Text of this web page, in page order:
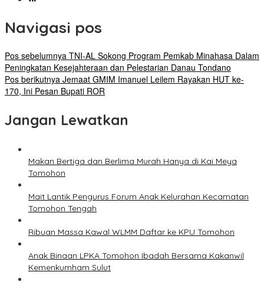
Navigasi pos
Pos sebelumnya TNI-AL Sokong Program Pemkab Minahasa Dalam
Peningkatan Kesejahteraan dan Pelestarian Danau Tondano
Pos berikutnya Jemaat GMIM Imanuel Leilem Rayakan HUT ke-
170, Ini Pesan Bupati ROR
Jangan Lewatkan
Makan Bertiga dan Berlima Murah Hanya di Kai Meya
Tomohon
Mait Lantik Pengurus Forum Anak Kelurahan Kecamatan
Tomohon Tengah
Ribuan Massa Kawal WLMM Daftar ke KPU Tomohon
Anak Binaan LPKA Tomohon Ibadah Bersama Kakanwil
Kemenkumham Sulut